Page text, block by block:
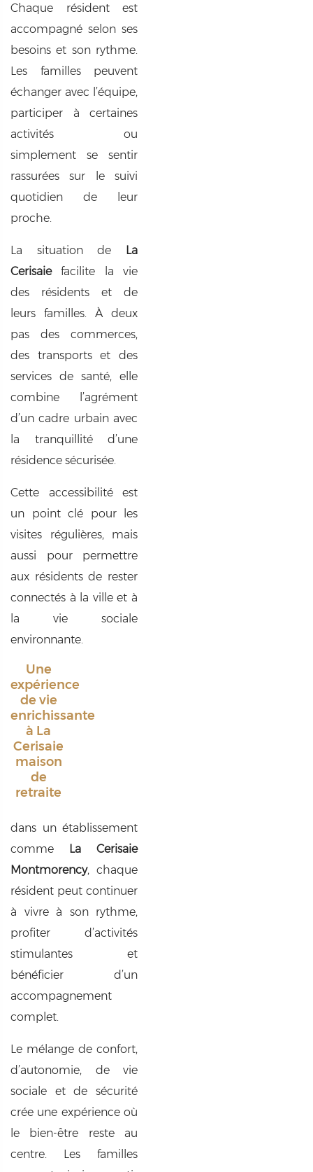
Chaque résident est
accompagné selon ses
besoins et son rythme.
Les familles peuvent
échanger avec l’équipe,
participer à certaines
activités ou
simplement se sentir
rassurées sur le suivi
quotidien de leur
proche.
La situation de
La
Cerisaiefacilite la vie
des résidents et de
leurs familles. À deux
pas des commerces,
des transports et des
services de santé, elle
combine l’agrément
d’un cadre urbain avec
la tranquillité d’une
résidence sécurisée.
Cette accessibilité est
un point clé pour les
visites régulières, mais
aussi pour permettre
aux résidents de rester
connectés à la ville et à
la vie sociale
environnante.
Une
expérience
de vie
enrichissante
à La
Cerisaie
maison
de
retraite
dans un établissement
comme
La Cerisaie
Montmorency, chaque
résident peut continuer
à vivre à son rythme,
profiter d’activités
stimulantes et
bénéficier d’un
accompagnement
complet.
Le mélange de confort,
d’autonomie, de vie
sociale et de sécurité
crée une expérience où
le bien-être reste au
centre. Les familles